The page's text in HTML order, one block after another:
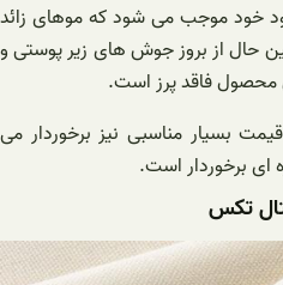
خود موجب می شود که موهای زائد
حال از بروز جوش های زیر پوستی و
محصول فاقد پرز است.
بسیار مناسبی نیز برخوردار می
ای برخوردار است.
تکس